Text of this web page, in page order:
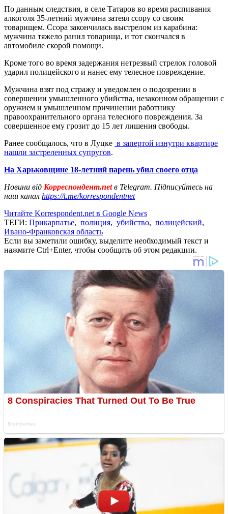
По данным следствия, в селе Татаров во время распивания
алкоголя 35-летний мужчина затеял ссору со своим
товарищем. Ссора закончилась выстрелом из карабина:
мужчина тяжело ранил товарища, и тот скончался в
автомобиле скорой помощи.
Кроме того во время задержания нетрезвый стрелок головой
ударил полицейского и нанес ему телесное повреждение.
Мужчина взят под стражу и уведомлен о подозрении в
совершении умышленного убийства, незаконном обращении с
оружием и умышленном причинении работнику
правоохранительного органа телесного повреждения. За
совершенное ему грозит до 15 лет лишения свободы.
Ранее сообщалось, что в Луцке в запертой изнутри квартире
нашли застреленных супругов.
На Харьковщине 18-летний парень убил своего отца
Новини від Корреспондент.netв Telegram. Підписуйтесь на
наш канал https://t.me/korrespondentnet
Читайте Korrespondent.net в Google News
ТЕГИ: Прикарпатье, полиция, убийство, полицейский,
Ивано-Франковская область
Если вы заметили ошибку, выделите необходимый текст и
нажмите Ctrl+Enter, чтобы сообщить об этом редакции.